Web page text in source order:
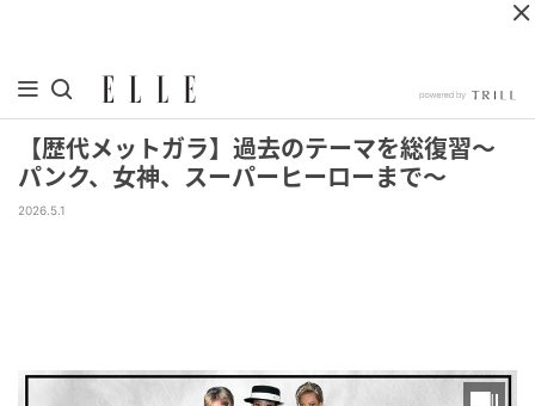
【歴代メットガラ】過去のテーマを総復習～
パンク、女神、スーパーヒーローまで～
2026.5.1